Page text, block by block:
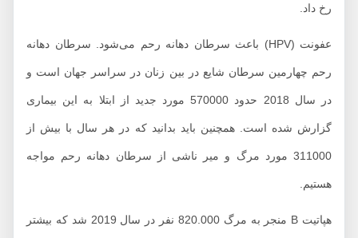
رخ داد.
عفونت (HPV) باعث سرطان دهانه رحم می‌شود. سرطان دهانه
رحم چهارمین سرطان شایع در بین زنان در سراسر جهان است و
در سال 2018 حدود 570000 مورد جدید از ابتلا به این بیماری
گزارش شده است. همچنین باید بدانید که در هر سال با بیش از
311000 مورد مرگ و میر ناشی از سرطان دهانه رحم مواجه
هستیم.
هپاتیت B منجر به مرگ 820.000 نفر در سال 2019 شد که بیشتر